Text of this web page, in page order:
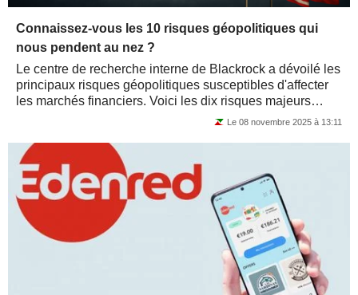
Connaissez-vous les 10 risques géopolitiques qui
nous pendent au nez ?
Le centre de recherche interne de Blackrock a dévoilé les
principaux risques géopolitiques susceptibles d'affecter
les marchés financiers. Voici les dix risques majeurs
Le 08 novembre 2025 à 13:11